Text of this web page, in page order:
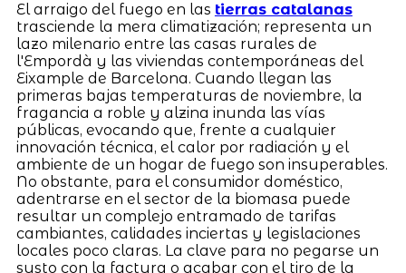
El arraigo del fuego en las tierras catalanas
trasciende la mera climatización; representa un
lazo milenario entre las casas rurales de
l'Empordà y las viviendas contemporáneas del
Eixample de Barcelona. Cuando llegan las
primeras bajas temperaturas de noviembre, la
fragancia a roble y alzina inunda las vías
públicas, evocando que, frente a cualquier
innovación técnica, el calor por radiación y el
ambiente de un hogar de fuego son insuperables.
No obstante, para el consumidor doméstico,
adentrarse en el sector de la biomasa puede
resultar un complejo entramado de tarifas
cambiantes, calidades inciertas y legislaciones
locales poco claras. La clave para no pegarse un
susto con la factura o acabar con el tiro de la